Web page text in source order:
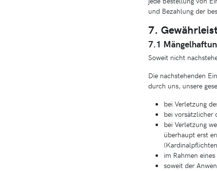
und Bezahlung der
7.
7.1
Soweit nicht
Die nachstehenden
durch uns, unsere
bei Verletzung
bei vorsätzlicher
bei Verletzung
überhaupt erst
im Rahmen
soweit der